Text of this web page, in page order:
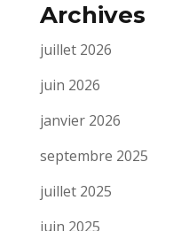
Archives
juillet 2026
juin 2026
janvier 2026
septembre 2025
juillet 2025
juin 2025